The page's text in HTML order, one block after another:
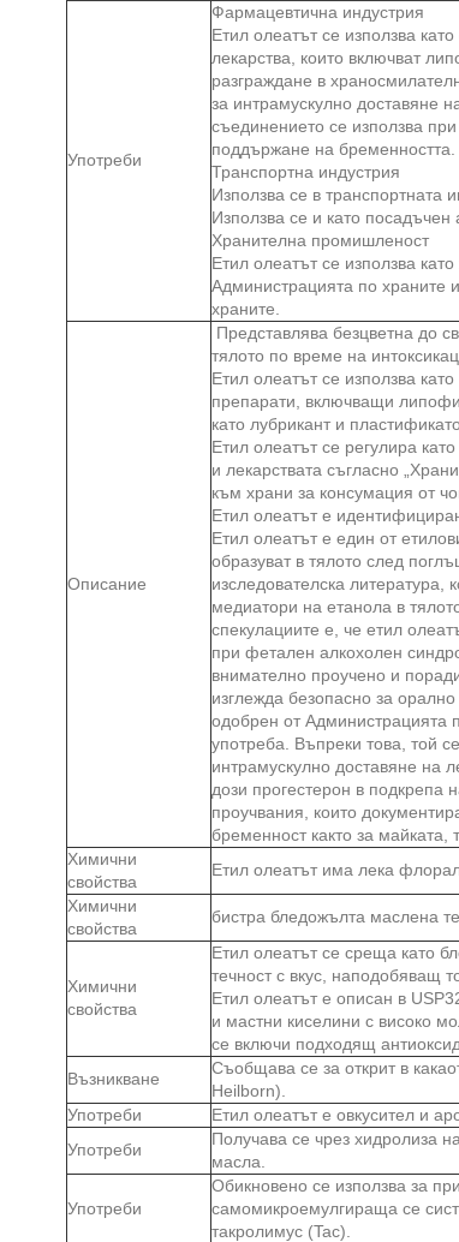
Употреби
Фармацевтична индустрия
Етил олеатът се използва
лекарства, които включват
разграждане в
за интрамускулно доставяне
съединението се използва
поддържане на бременността.
Транспортна индустрия
Използва се в транспортната
Използва се и като посадъчен
Хранителна промишленост
Етил олеатът се използва
Администрацията по храните
храните.
Описание
Представлява безцветна до
тялото по време на
Етил олеатът се използва
препарати, включващи
като лубрикант и
Етил олеатът се регулира
и лекарствата съгласно
към храни за консумация от
Етил олеатът е
Етил олеатът е един от
образуват в тялото след
изследователска литература,
медиатори на етанола в
спекулациите е, че етил
при фетален алкохолен
внимателно проучено и
изглежда безопасно за
одобрен от Администрацията
употреба. Въпреки това, той
интрамускулно доставяне на
дози прогестерон в подкрепа
проучвания, които
бременност както за майката,
Химични
свойства
Етил олеатът има лека
Химични
свойства
бистра бледожълта маслена
Химични
свойства
Етил олеатът се среща като
течност с вкус, наподобяващ
Етил олеатът е описан в
и мастни киселини с високо
се включи подходящ
Възникване
Съобщава се за открит в
Heilborn).
Употреби
Етил олеатът е овкусител и
Употреби
Получава се чрез хидролиза
масла.
Употреби
Обикновено се използва за
самомикроемулгираща се
такролимус (Tac).